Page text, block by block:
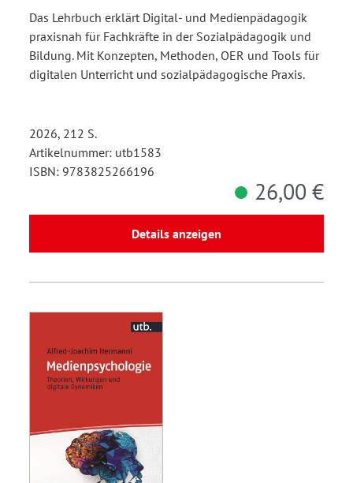
Das Lehrbuch erklärt Digital- und Medienpädagogik
praxisnah für Fachkräfte in der Sozialpädagogik und
Bildung. Mit Konzepten, Methoden, OER und Tools für
digitalen Unterricht und sozialpädagogische Praxis.
2026, 212 S.
Artikelnummer: utb1583
ISBN: 9783825266196
26,00 €
Details anzeigen